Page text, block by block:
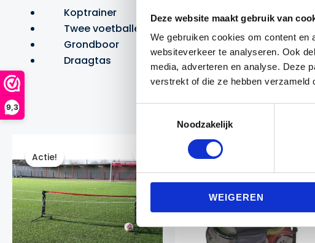
9,3
Deze website maakt gebruik van
We gebruiken cookies om content en
websiteverkeer te analyseren. Ook
media, adverteren en analyse. Deze
verstrekt of die ze hebben
Noodzakelijk
WEIGEREN
Koptrainer
Twee voetballen
Grondboor
Draagtas
Actie!
Actie! Actie!
Actie!